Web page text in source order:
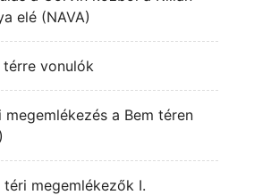
elé (NAVA)
térre vonulók
megemlékezés a Bem téren
téri megemlékezők I.